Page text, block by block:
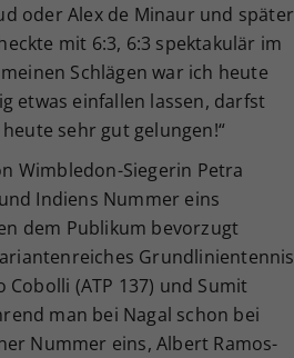
oder Alex de Minaur und später
mit 6:3, 6:3 spektakulär im
Schlägen war ich heute
etwas einfallen lassen, darfst
sehr gut gelungen!“
Wimbledon-Siegerin Petra
Indiens Nummer eins
dem Publikum bevorzugt
Grundlinientennis
(ATP 137) und Sumit
man bei Nagal schon bei
Nummer eins, Albert Ramos-